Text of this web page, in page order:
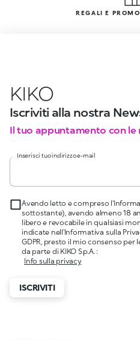
REGALI E
KIKO
Iscriviti alla nostra
Il tuo appuntamento con le
Inserisci tuo indirizzo e-mail
Avendo letto e compreso
sottostante), avendo almeno 18
libero e revocabile in qualsiasi
indicate nell'Informativa sulla
GDPR, presto il mio consenso
da parte di KIKO S.p.A. :
Info sulla privacy
ISCRIVITI